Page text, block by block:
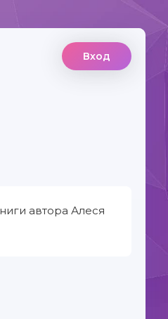
Вход
автора Алеся